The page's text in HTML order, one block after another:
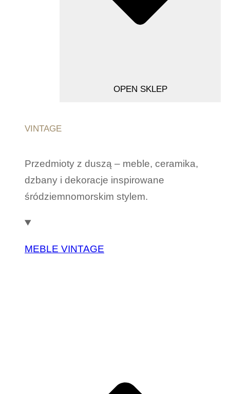
OPEN SKLEP
VINTAGE
Przedmioty z duszą – meble, ceramika,
dzbany i dekoracje inspirowane
śródziemnomorskim stylem.
MEBLE VINTAGE